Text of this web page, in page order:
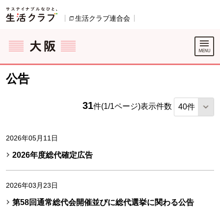
ページの先頭です。
生活クラブ連合会
ここからサイト内共通メニューです。
サイト内共通メニューをスキップする
サイト内共通メニューここまで。
公告
31件(1/1ページ)表示件数
2026年05月11日
2026年度総代確定広告
2026年03月23日
第58回通常総代会開催並びに総代選挙に関わる公告